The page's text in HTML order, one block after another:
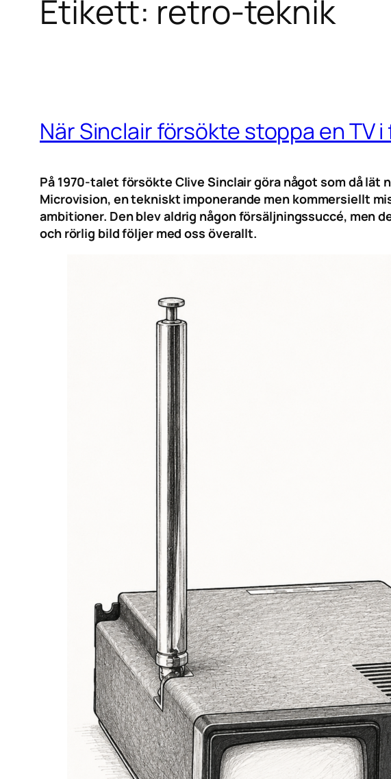
Etikett: retro-teknik
När Sinclair försökte stoppa en TV
På 1970-talet försökte Clive Sinclair göra något som då
Microvision, en tekniskt imponerande men kommersiellt
ambitioner. Den blev aldrig någon försäljningssuccé, men
och rörlig bild följer med oss överallt.